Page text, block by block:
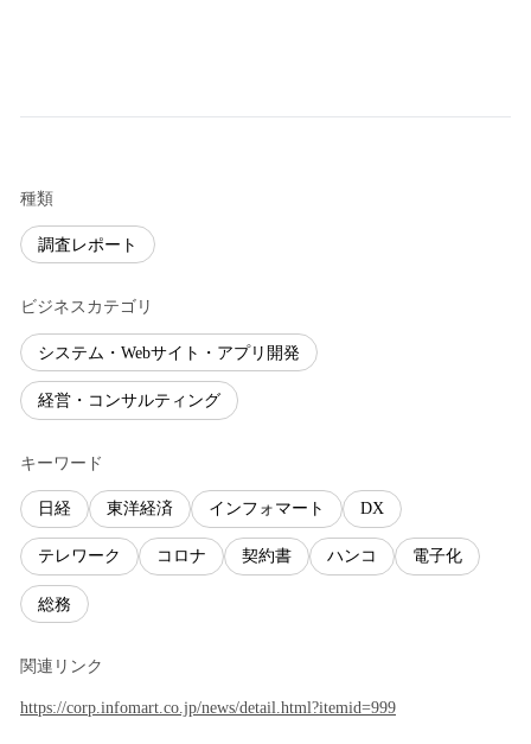
種類
調査レポート
ビジネスカテゴリ
システム・Webサイト・アプリ開発
経営・コンサルティング
キーワード
日経 東洋経済 インフォマート DX
テレワーク コロナ 契約書 ハンコ 電子化
総務
関連リンク
https://corp.infomart.co.jp/news/detail.html?itemid=999